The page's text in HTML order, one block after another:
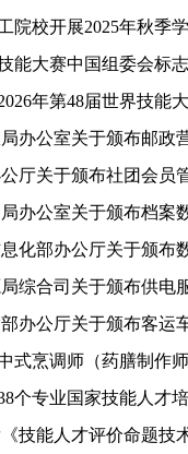
院校开展2025年秋季
能大赛中国组委会标
年第48届世界技能
办公室关于颁布邮政
厅关于颁布社团会员
办公室关于颁布档案
化部办公厅关于颁布
综合司关于颁布供电
办公厅关于颁布客运
式烹调师（药膳制作
个专业国家技能人才
技能人才评价命题技